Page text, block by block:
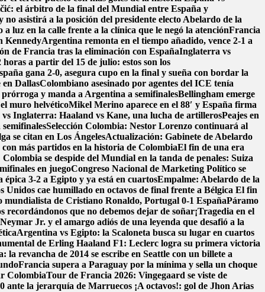
el árbitro de la final del Mundial entre España y
asistirá a la posición del presidente electo Abelardo de la
luz en la calle frente a la clínica que le negó la atenciónFrancia
KennedyArgentina remonta en el tiempo añadido, vence 2-1 a
de Francia tras la eliminación con EspañaInglaterra vs
a partir del 15 de julio: estos son los
gana 2-0, asegura cupo en la final y sueña con bordar la
en DallasColombiano asesinado por agentes del ICE tenía
y manda a Argentina a semifinalesBellingham emerge
muro helvéticoMikel Merino aparece en el 88′ y España firma
vs Inglaterra: Haaland vs Kane, una lucha de artillerosPeajes en
Selección Colombia: Nestor Lorenzo continuará al
se citan en Los ÁngelesActualización: Gabinete de Abelardo
más partidos en la historia de ColombiaEl fin de una era
se despide del Mundial en la tanda de penales: Suiza
en juegoCongreso Nacional de Marketing Político se
3-2 a Egipto y ya está en cuartosEmpalme: Abelardo de la
cae humillado en octavos de final frente a Bélgica El fin
de Cristiano Ronaldo, Portugal 0-1 EspañaPáramo
recordándonos que no debemos dejar de soñar¡Tragedia en el
Jr. y el amargo adiós de una leyenda que desafió a la
Argentina vs Egipto: la Scaloneta busca su lugar en cuartos
de Erling Haaland F1: Leclerc logra su primera victoria
la revancha de 2014 se escribe en Seattle con un billete a
Francia supera a Paraguay por la mínima y sella un choque
ColombiaTour de Francia 2026: Vingegaard se viste de
ante la jerarquía de Marruecos ¡A octavos!: gol de Jhon Arias